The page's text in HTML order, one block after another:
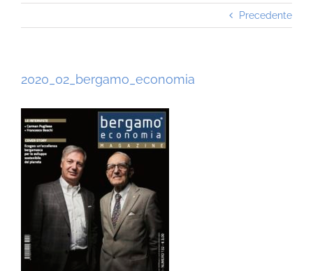
Precedente
2020_02_bergamo_economia